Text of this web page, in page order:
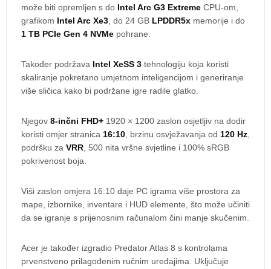
može biti opremljen s do Intel Arc G3 Extreme CPU-om,
grafikom Intel Arc Xe3, do 24 GB LPDDR5x memorije i do
1 TB PCIe Gen 4 NVMe pohrane.
Također podržava Intel XeSS 3 tehnologiju koja koristi
skaliranje pokretano umjetnom inteligencijom i generiranje
više sličica kako bi podržane igre radile glatko.
Njegov 8-inčni FHD+ 1920 × 1200 zaslon osjetljiv na dodir
koristi omjer stranica 16:10, brzinu osvježavanja od 120 Hz,
podršku za VRR, 500 nita vršne svjetline i 100% sRGB
pokrivenost boja.
Viši zaslon omjera 16:10 daje PC igrama više prostora za
mape, izbornike, inventare i HUD elemente, što može učiniti
da se igranje s prijenosnim računalom čini manje skučenim.
Acer je također izgradio Predator Atlas 8 s kontrolama
prvenstveno prilagođenim ručnim uređajima. Uključuje